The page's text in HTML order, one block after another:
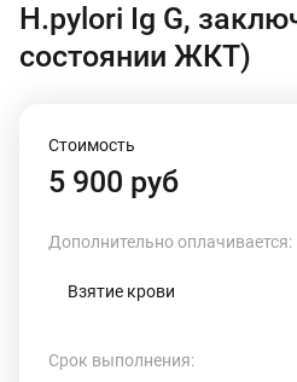
H.pylori Ig G,
состоянии ЖКТ)
Стоимость
5 900 руб
Дополнительно оплачивается:
Взятие крови
Срок выполнения: